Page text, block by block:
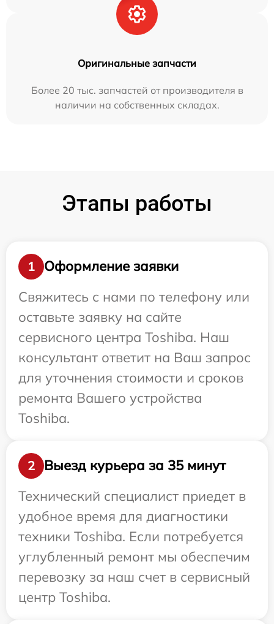
Оригинальные запчасти
Более 20 тыс. запчастей от производителя в
наличии на собственных складах.
Этапы работы
1
Оформление заявки
Свяжитесь с нами по телефону или
оставьте заявку на сайте
сервисного центра Toshiba. Наш
консультант ответит на Ваш запрос
для уточнения стоимости и сроков
ремонта Вашего устройства
Toshiba.
2
Выезд курьера за 35 минут
Технический специалист приедет в
удобное время для диагностики
техники Toshiba. Если потребуется
углубленный ремонт мы обеспечим
перевозку за наш счет в сервисный
центр Toshiba.